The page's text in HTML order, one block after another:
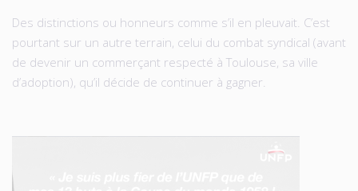
Des distinctions ou honneurs comme s’il en pleuvait. C’est
pourtant sur un autre terrain, celui du combat syndical (avant
de devenir un commerçant respecté à Toulouse, sa ville
d’adoption), qu’il décide de continuer à gagner.